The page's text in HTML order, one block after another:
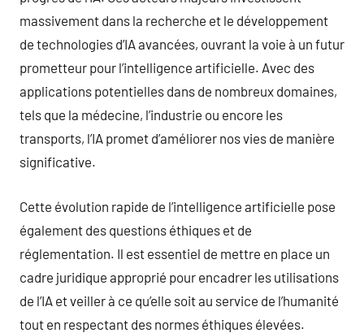
massivement dans la recherche et le développement
de technologies d’IA avancées, ouvrant la voie à un futur
prometteur pour l’intelligence artificielle. Avec des
applications potentielles dans de nombreux domaines,
tels que la médecine, l’industrie ou encore les
transports, l’IA promet d’améliorer nos vies de manière
significative.
Cette évolution rapide de l’intelligence artificielle pose
également des questions éthiques et de
réglementation. Il est essentiel de mettre en place un
cadre juridique approprié pour encadrer les utilisations
de l’IA et veiller à ce qu’elle soit au service de l’humanité
tout en respectant des normes éthiques élevées.